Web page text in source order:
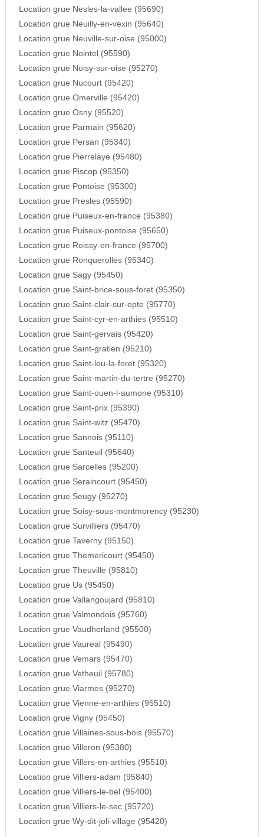
Location grue Nesles-la-vallee (95690)
Location grue Neuilly-en-vexin (95640)
Location grue Neuville-sur-oise (95000)
Location grue Nointel (95590)
Location grue Noisy-sur-oise (95270)
Location grue Nucourt (95420)
Location grue Omerville (95420)
Location grue Osny (95520)
Location grue Parmain (95620)
Location grue Persan (95340)
Location grue Pierrelaye (95480)
Location grue Piscop (95350)
Location grue Pontoise (95300)
Location grue Presles (95590)
Location grue Puiseux-en-france (95380)
Location grue Puiseux-pontoise (95650)
Location grue Roissy-en-france (95700)
Location grue Ronquerolles (95340)
Location grue Sagy (95450)
Location grue Saint-brice-sous-foret (95350)
Location grue Saint-clair-sur-epte (95770)
Location grue Saint-cyr-en-arthies (95510)
Location grue Saint-gervais (95420)
Location grue Saint-gratien (95210)
Location grue Saint-leu-la-foret (95320)
Location grue Saint-martin-du-tertre (95270)
Location grue Saint-ouen-l-aumone (95310)
Location grue Saint-prix (95390)
Location grue Saint-witz (95470)
Location grue Sannois (95110)
Location grue Santeuil (95640)
Location grue Sarcelles (95200)
Location grue Seraincourt (95450)
Location grue Seugy (95270)
Location grue Soisy-sous-montmorency (95230)
Location grue Survilliers (95470)
Location grue Taverny (95150)
Location grue Themericourt (95450)
Location grue Theuville (95810)
Location grue Us (95450)
Location grue Vallangoujard (95810)
Location grue Valmondois (95760)
Location grue Vaudherland (95500)
Location grue Vaureal (95490)
Location grue Vemars (95470)
Location grue Vetheuil (95780)
Location grue Viarmes (95270)
Location grue Vienne-en-arthies (95510)
Location grue Vigny (95450)
Location grue Villaines-sous-bois (95570)
Location grue Villeron (95380)
Location grue Villers-en-arthies (95510)
Location grue Villiers-adam (95840)
Location grue Villiers-le-bel (95400)
Location grue Villiers-le-sec (95720)
Location grue Wy-dit-joli-village (95420)